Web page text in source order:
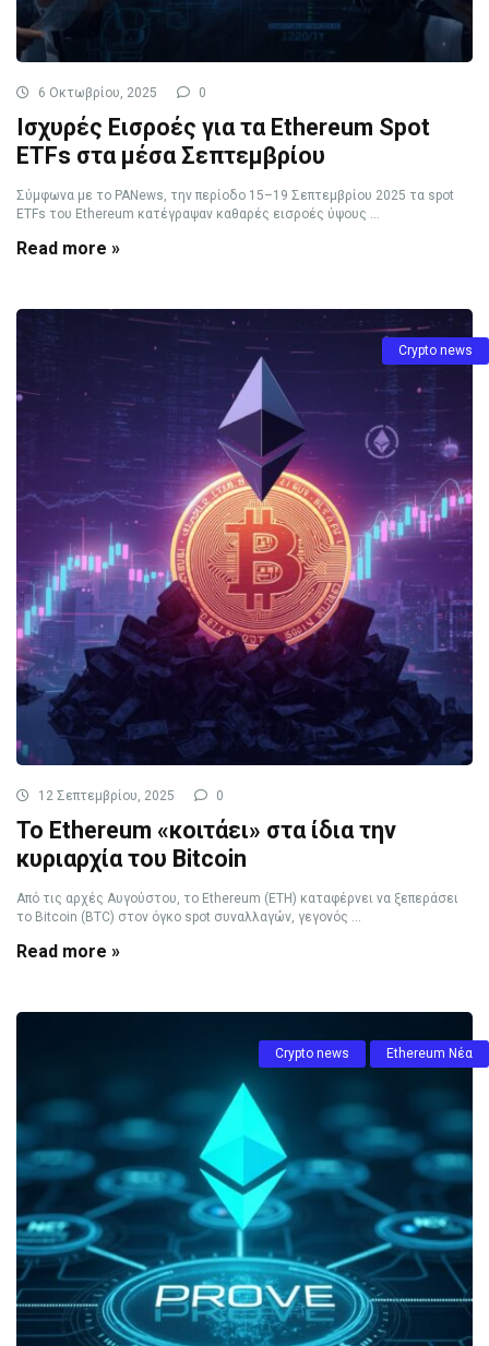
6 Οκτωβρίου, 2025 0
Ισχυρές Εισροές για τα Ethereum Spot
ETFs στα μέσα Σεπτεμβρίου
Σύμφωνα με το PANews, την περίοδο 15–19 Σεπτεμβρίου 2025 τα spot
ETFs του Ethereum κατέγραψαν καθαρές εισροές ύψους ...
Read more »
Crypto news
12 Σεπτεμβρίου, 2025 0
Το Ethereum «κοιτάει» στα ίδια την
κυριαρχία του Bitcoin
Από τις αρχές Αυγούστου, το Ethereum (ETH) καταφέρνει να ξεπεράσει
το Bitcoin (BTC) στον όγκο spot συναλλαγών, γεγονός ...
Read more »
Crypto news Ethereum Νέα